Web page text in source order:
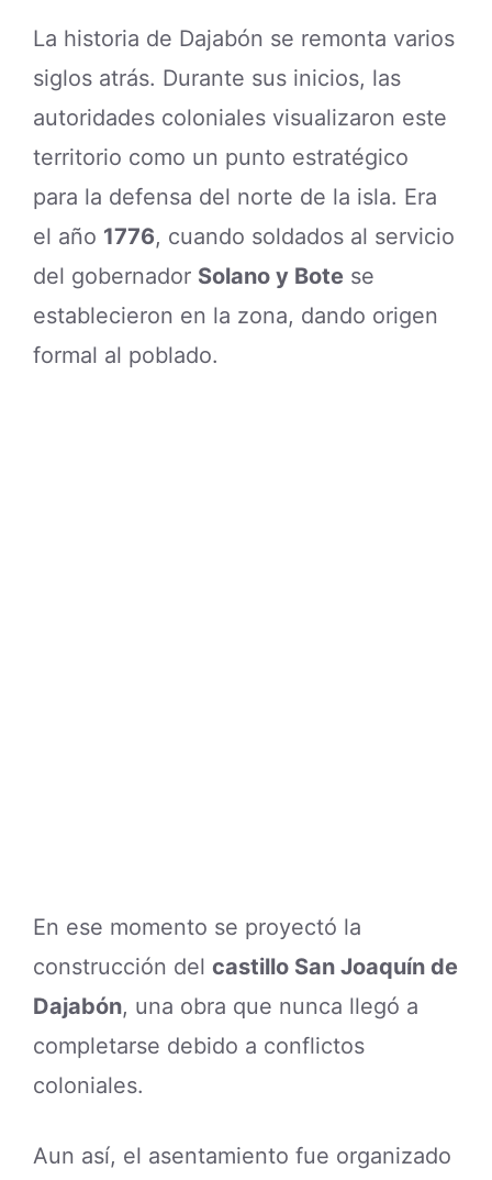
La historia de Dajabón se remonta varios
siglos atrás. Durante sus inicios, las
autoridades coloniales visualizaron este
territorio como un punto estratégico
para la defensa del norte de la isla. Era
el año 1776, cuando soldados al servicio
del gobernador Solano y Bote se
establecieron en la zona, dando origen
formal al poblado.
En ese momento se proyectó la
construcción del castillo San Joaquín de
Dajabón, una obra que nunca llegó a
completarse debido a conflictos
coloniales.
Aun así, el asentamiento fue organizado